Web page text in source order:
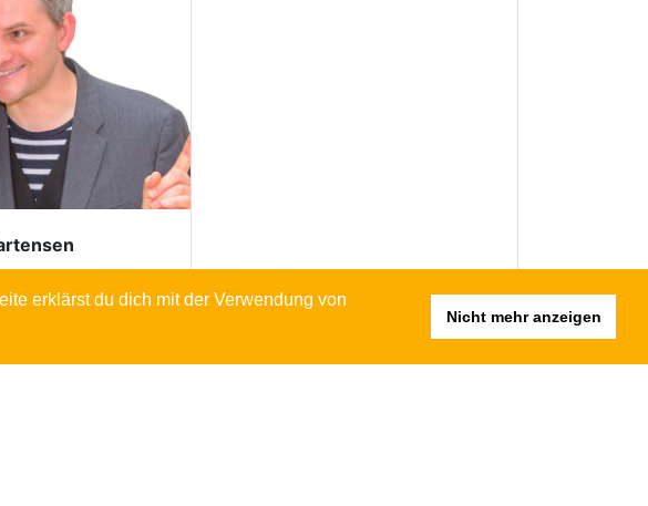
erklärst du dich mit der Verwendung von
Nicht mehr anzeigen